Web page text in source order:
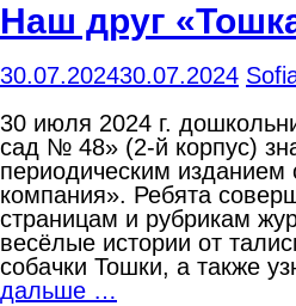
Наш друг
30.07.202430.07.2024
30 июля 2024 г.
сад № 48» (2-й корпус)
периодическим
компания». Ребята
страницам и рубрикам
весёлые истории от
собачки Тошки, а также
дальше …